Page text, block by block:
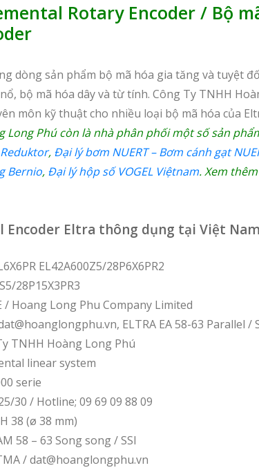
Rotary Encoder / Bộ
dòng sản phẩm bộ mã hóa gia tăng và tuyệt
bộ mã hóa dây và từ tính. Công Ty TNHH
môn kỹ thuật cho nhiều loại bộ mã hóa của
Long Phú còn là nhà phân phối một số sản
, Đại lý bơm NUERT – Bơm cánh gạt
Bernio, Đại lý hộp số VOGEL Việtnam. Xem
Encoder Eltra thông dụng tại Việt
EL42A600Z5/28P6X6PR2
28P15X3PR3
/ Hoang Long Phu Company Limited
ELTRA EA 58-63 Parallel /
TNHH Hoàng Long Phú
linear system
serie
30 / Hotline; 09 69 09 88 09
38 (ø 38 mm)
58 – 63 Song song / SSI
/ dat@hoanglongphu.vn